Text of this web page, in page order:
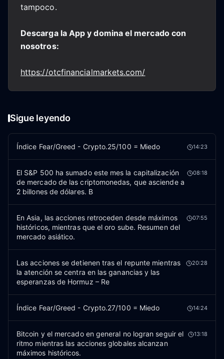
tampoco.
Descarga la App y domina el mercado con
nosotros:
https://otcfinancialmarkets.com/
Sigue leyendo
Índice Fear/Greed - Crypto.25/100 = Miedo 14:23
El S&P 500 ha sumado este mes la capitalización
de mercado de las criptomonedas, que asciende a
2 billones de dólares. B
08:18
En Asia, las acciones retroceden desde máximos
históricos, mientras que el oro sube. Resumen del
mercado asiático.
07:55
Las acciones se detienen tras el repunte mientras
la atención se centra en las ganancias y las
esperanzas de Hormuz – Re
20:28
Índice Fear/Greed - Crypto.27/100 = Miedo 14:24
Bitcoin y el mercado en general no logran seguir el
ritmo mientras las acciones globales alcanzan
máximos históricos.
13:18